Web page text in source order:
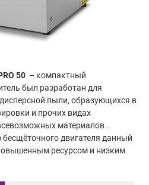
50 – компактный
был разработан для
пыли, образующихся в
и прочих видах
материалов .
двигателя данный
ресурсом и низким